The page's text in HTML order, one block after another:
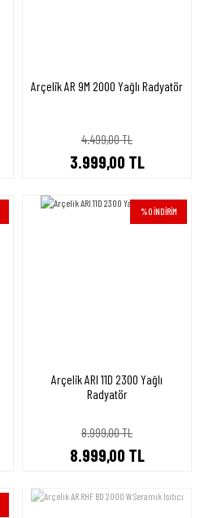
Arçelik AR 9M 2000 Yağlı Radyatör
4.499,00 TL
3.999,00 TL
%0 İNDİRİM
Arçelik ARI 11D 2300 Yağlı
Radyatör
8.999,00 TL
8.999,00 TL